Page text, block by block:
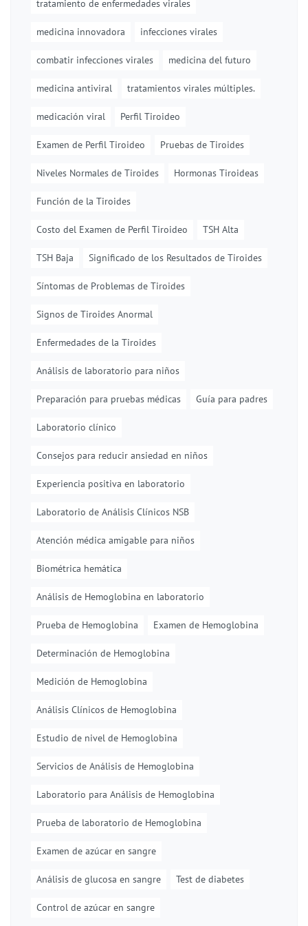
tratamiento de enfermedades virales
medicina innovadora infecciones virales
combatir infecciones virales medicina del futuro
medicina antiviral tratamientos virales múltiples.
medicación viral Perfil Tiroideo
Examen de Perfil Tiroideo Pruebas de Tiroides
Niveles Normales de Tiroides Hormonas Tiroideas
Función de la Tiroides
Costo del Examen de Perfil Tiroideo TSH Alta
TSH Baja Significado de los Resultados de Tiroides
Síntomas de Problemas de Tiroides
Signos de Tiroides Anormal
Enfermedades de la Tiroides
Análisis de laboratorio para niños
Preparación para pruebas médicas Guía para padres
Laboratorio clínico
Consejos para reducir ansiedad en niños
Experiencia positiva en laboratorio
Laboratorio de Análisis Clínicos NSB
Atención médica amigable para niños
Biométrica hemática
Análisis de Hemoglobina en laboratorio
Prueba de Hemoglobina Examen de Hemoglobina
Determinación de Hemoglobina
Medición de Hemoglobina
Análisis Clínicos de Hemoglobina
Estudio de nivel de Hemoglobina
Servicios de Análisis de Hemoglobina
Laboratorio para Análisis de Hemoglobina
Prueba de laboratorio de Hemoglobina
Examen de azúcar en sangre
Análisis de glucosa en sangre Test de diabetes
Control de azúcar en sangre